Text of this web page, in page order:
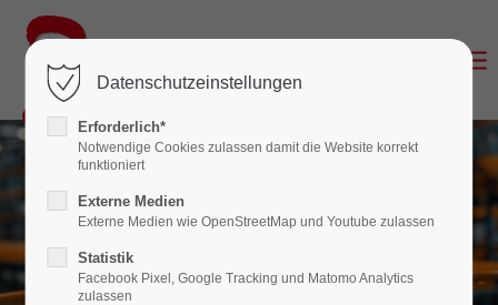
Login
Benutzername
Passwort
Datenschutzeinstellungen
Erforderlich*
Notwendige Cookies zulassen damit die Website korrekt
funktioniert
Externe Medien
Externe Medien wie OpenStreetMap und Youtube zulassen
Statistik
Facebook Pixel, Google Tracking und Matomo Analytics
zulassen